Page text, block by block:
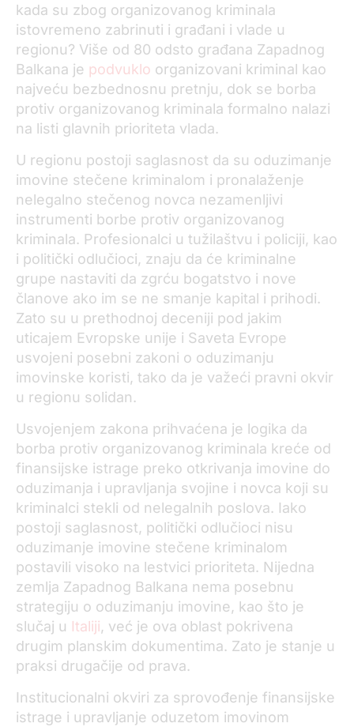
kada su zbog organizovanog kriminala
istovremeno zabrinuti i građani i vlade u
regionu? Više od 80 odsto građana Zapadnog
Balkana je podvuklo organizovani kriminal kao
najveću bezbednosnu pretnju, dok se borba
protiv organizovanog kriminala formalno nalazi
na listi glavnih prioriteta vlada.
U regionu postoji saglasnost da su oduzimanje
imovine stečene kriminalom i pronalaženje
nelegalno stečenog novca nezamenljivi
instrumenti borbe protiv organizovanog
kriminala. Profesionalci u tužilaštvu i policiji, kao
i politički odlučioci, znaju da će kriminalne
grupe nastaviti da zgrću bogatstvo i nove
članove ako im se ne smanje kapital i prihodi.
Zato su u prethodnoj deceniji pod jakim
uticajem Evropske unije i Saveta Evrope
usvojeni posebni zakoni o oduzimanju
imovinske koristi, tako da je važeći pravni okvir
u regionu solidan.
Usvojenjem zakona prihvaćena je logika da
borba protiv organizovanog kriminala kreće od
finansijske istrage preko otkrivanja imovine do
oduzimanja i upravljanja svojine i novca koji su
kriminalci stekli od nelegalnih poslova. Iako
postoji saglasnost, politički odlučioci nisu
oduzimanje imovine stečene kriminalom
postavili visoko na lestvici prioriteta. Nijedna
zemlja Zapadnog Balkana nema posebnu
strategiju o oduzimanju imovine, kao što je
slučaj u Italiji, već je ova oblast pokrivena
drugim planskim dokumentima. Zato je stanje u
praksi drugačije od prava.
Institucionalni okviri za sprovođenje finansijske
istrage i upravljanje oduzetom imovinom